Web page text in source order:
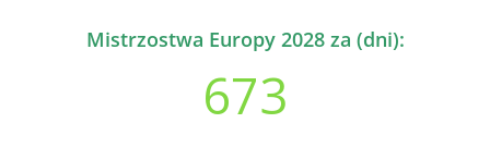
Mistrzostwa Europy 2028 za (dni):
673